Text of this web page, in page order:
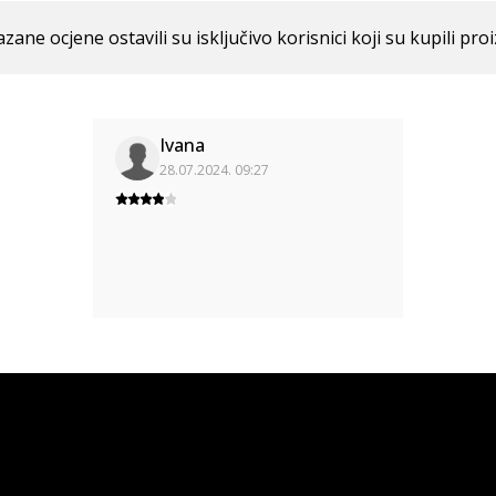
ocjene ostavili su isključivo korisnici koji su kupili
Ivana
28.07.2024. 09:27